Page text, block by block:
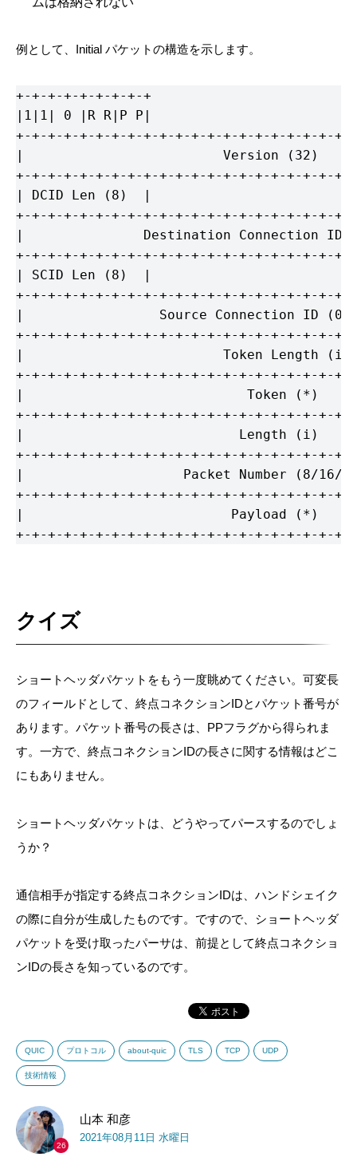
例として、Initial パケットの構造を示します。
+-+-+-+-+-+-+-+-+
|1|1| 0 |R R|P P|
+-+-+-+-+-+-+-+-+-+-+-+-+-+-+-+-+-+-+-+-+-
|                         Version (32)
+-+-+-+-+-+-+-+-+-+-+-+-+-+-+-+-+-+-+-+-+-
| DCID Len (8)  |
+-+-+-+-+-+-+-+-+-+-+-+-+-+-+-+-+-+-+-+-+-
|               Destination Connection
+-+-+-+-+-+-+-+-+-+-+-+-+-+-+-+-+-+-+-+-+-
| SCID Len (8)  |
+-+-+-+-+-+-+-+-+-+-+-+-+-+-+-+-+-+-+-+-+-
|                 Source Connection ID
+-+-+-+-+-+-+-+-+-+-+-+-+-+-+-+-+-+-+-+-+-
|                         Token Length
+-+-+-+-+-+-+-+-+-+-+-+-+-+-+-+-+-+-+-+-+-
|                            Token (*)
+-+-+-+-+-+-+-+-+-+-+-+-+-+-+-+-+-+-+-+-+-
|                           Length (i)
+-+-+-+-+-+-+-+-+-+-+-+-+-+-+-+-+-+-+-+-+-
|                    Packet Number (8/
+-+-+-+-+-+-+-+-+-+-+-+-+-+-+-+-+-+-+-+-+-
|                          Payload (*)
+-+-+-+-+-+-+-+-+-+-+-+-+-+-+-+-+-+-+-+-+-
クイズ
ショートヘッダパケットをもう一度眺めてください。可変長
のフィールドとして、終点コネクションIDとパケット番号が
あります。パケット番号の長さは、PPフラグから得られま
す。一方で、終点コネクションIDの長さに関する情報はどこ
にもありません。
ショートヘッダパケットは、どうやってパースするのでしょ
うか？
通信相手が指定する終点コネクションIDは、ハンドシェイク
の際に自分が生成したものです。ですので、ショートヘッダ
パケットを受け取ったパーサは、前提として終点コネクショ
ンIDの長さを知っているのです。
QUIC プロトコル about-quic TLS TCP UDP
技術情報
26
山本 和彦
2021年08月11日 水曜日